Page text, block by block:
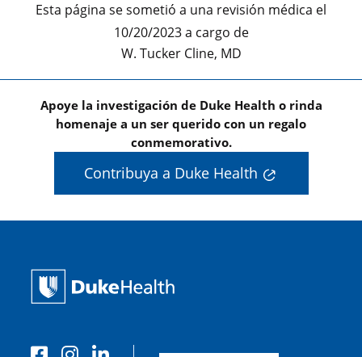
Esta página se sometió a una revisión médica el
10/20/2023 a cargo de
W. Tucker Cline, MD
Apoye la investigación de Duke Health o rinda
homenaje a un ser querido con un regalo
conmemorativo.
Contribuya a Duke Health